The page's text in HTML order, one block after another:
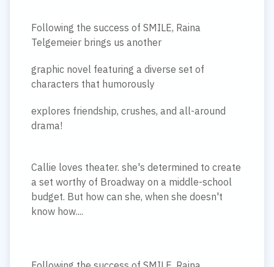
Following the success of SMILE, Raina
Telgemeier brings us another
graphic novel featuring a diverse set of
characters that humorously
explores friendship, crushes, and all-around
drama!
Callie loves theater. she's determined to create
a set worthy of Broadway on a middle-school
budget. But how can she, when she doesn't
know how....